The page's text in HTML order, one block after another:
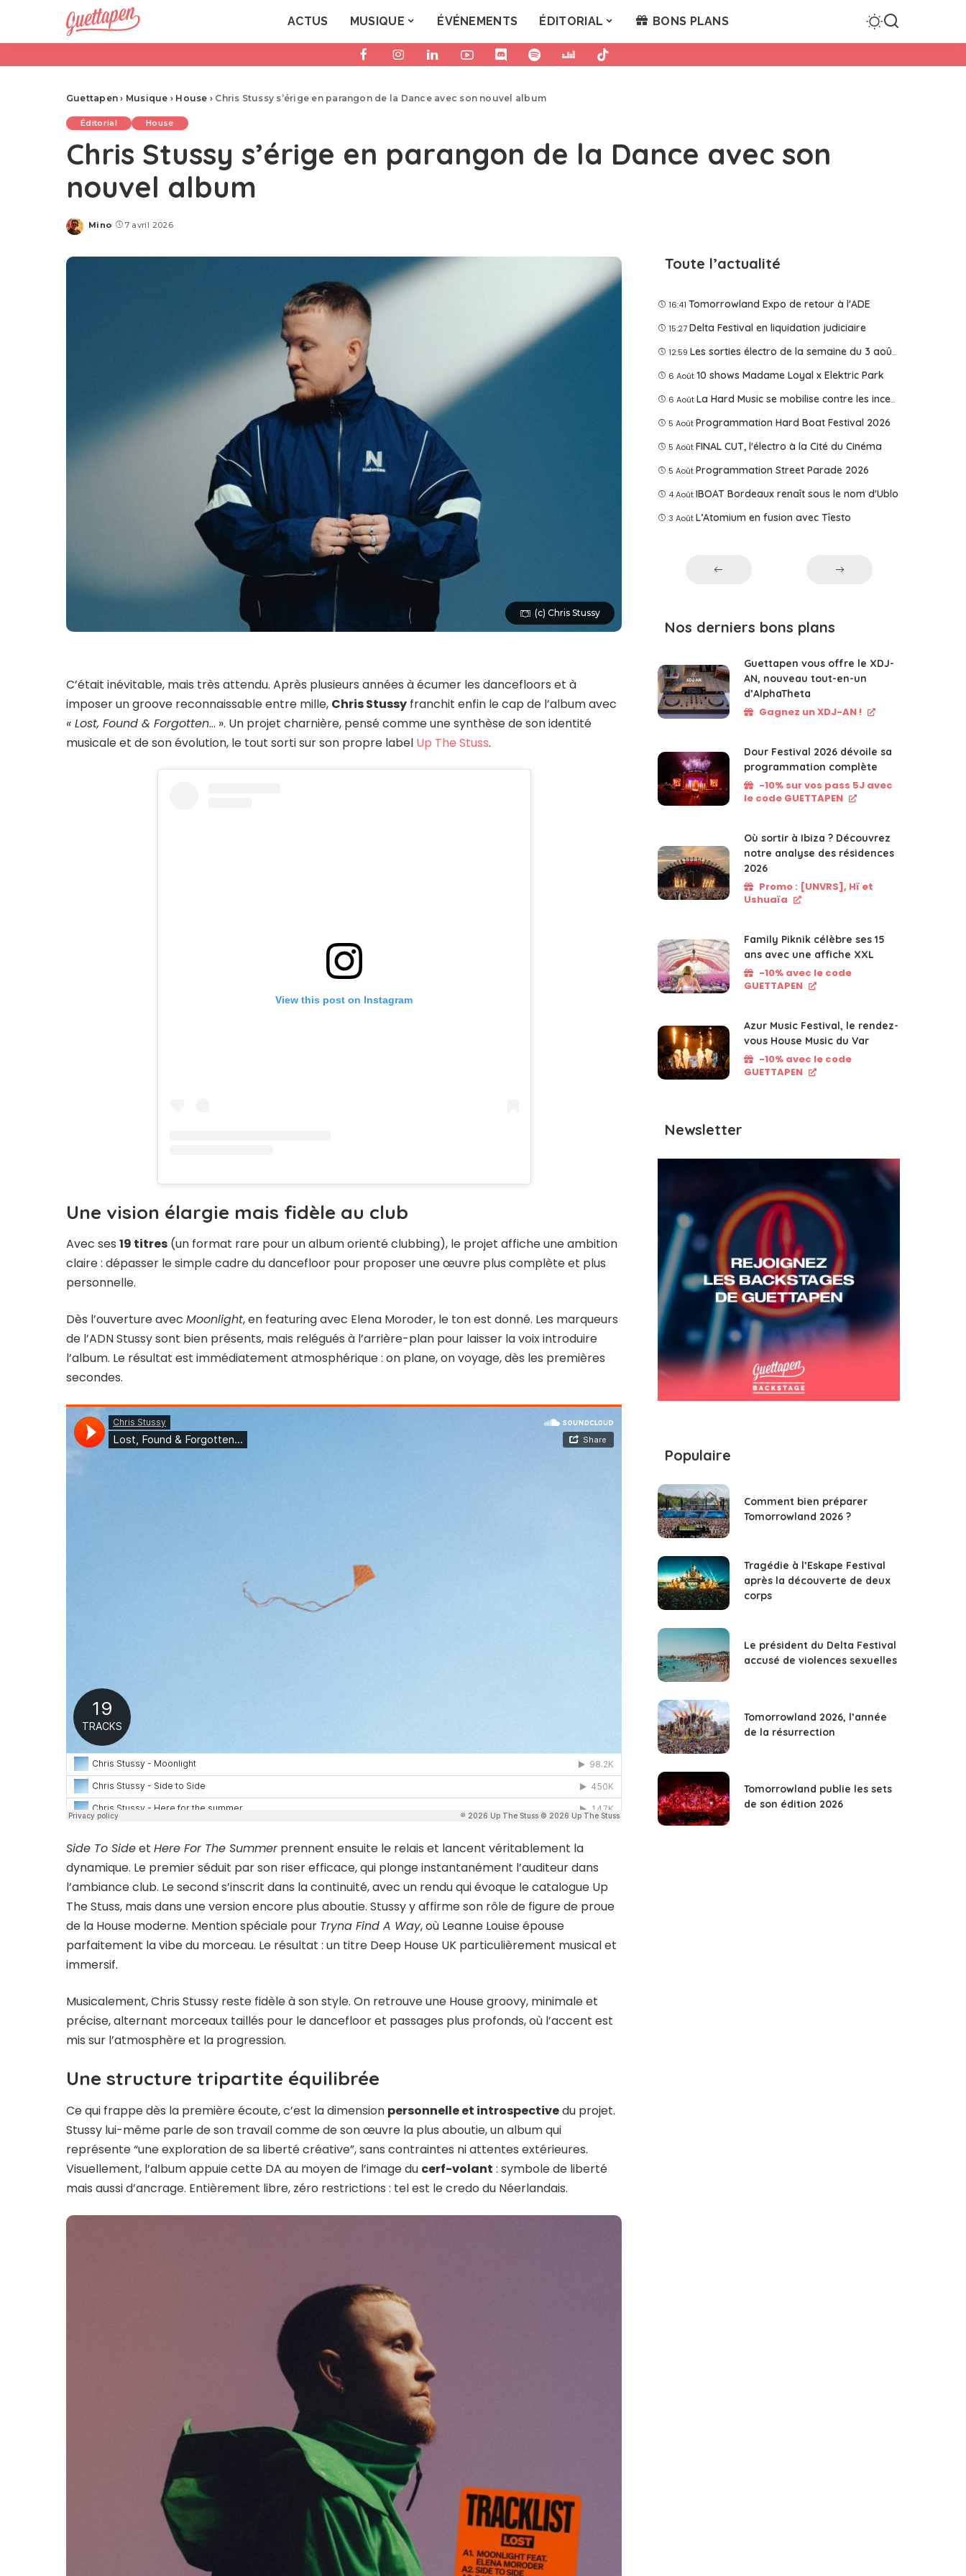
ACTUS MUSIQUE ÉVÉNEMENTS ÉDITORIAL BONS PLANS
Guettapen › Musique › House › Chris Stussy s’érige en parangon de la Dance avec son nouvel album
Éditorial House
Chris Stussy s’érige en parangon de la Dance avec son
nouvel album
Posted
Mino 7 avril 2026
(c) Chris Stussy
C’était inévitable, mais très attendu. Après plusieurs années à écumer les dancefloors et à
imposer un groove reconnaissable entre mille, Chris Stussy franchit enfin le cap de l’album avec
« Lost, Found & Forgotten… ». Un projet charnière, pensé comme une synthèse de son identité
musicale et de son évolution, le tout sorti sur son propre label Up The Stuss.
View this post on Instagram
Une vision élargie mais fidèle au club
Avec ses19 titres (un format rare pour un album orienté clubbing), le projet affiche une ambition
claire : dépasser le simple cadre du dancefloor pour proposer une œuvre plus complète et plus
personnelle.
Dès l’ouverture avecMoonlight, en featuring avec Elena Moroder, le ton est donné. Les marqueurs
de l’ADN Stussy sont bien présents, mais relégués à l’arrière-plan pour laisser la voix introduire
l’album. Le résultat est immédiatement atmosphérique : on plane, on voyage, dès les premières
secondes.
Side To SideetHere For The Summerprennent ensuite le relais et lancent véritablement la
dynamique. Le premier séduit par son riser efficace, qui plonge instantanément l’auditeur dans
l’ambiance club. Le second s’inscrit dans la continuité, avec un rendu qui évoque le catalogue Up
The Stuss, mais dans une version encore plus aboutie. Stussy y affirme son rôle de figure de proue
de la House moderne. Mention spéciale pour Tryna Find A Way, où Leanne Louise épouse
parfaitement la vibe du morceau. Le résultat : un titre Deep House UK particulièrement musical et
immersif.
Musicalement, Chris Stussy reste fidèle à son style. On retrouve une House groovy, minimale et
précise, alternant morceaux taillés pour le dancefloor et passages plus profonds, où l’accent est
mis sur l’atmosphère et la progression.
Une structure tripartite équilibrée
Ce qui frappe dès la première écoute, c’est la dimension personnelle et introspectivedu projet.
Stussy lui-même parle de son travail comme de son œuvre la plus aboutie, un album qui
représente “une exploration de sa liberté créative”, sans contraintes ni attentes extérieures.
Visuellement, l’album appuie cette DA au moyen de l’image du cerf-volant : symbole de liberté
mais aussi d’ancrage. Entièrement libre, zéro restrictions : tel est le credo du Néerlandais.
Toute l’actualité
16:41 Tomorrowland Expo de retour à l'ADE
15:27 Delta Festival en liquidation judiciaire
12:59 Les sorties électro de la semaine du 3 août 2026
6 Août 10 shows Madame Loyal x Elektric Park
6 Août La Hard Music se mobilise contre les incendies
5 Août Programmation Hard Boat Festival 2026
5 Août FINAL CUT, l'électro à la Cité du Cinéma
5 Août Programmation Street Parade 2026
4 Août IBOAT Bordeaux renaît sous le nom d'Ublo
3 Août L’Atomium en fusion avec Tîesto
Nos derniers bons plans
Guettapen vous offre le XDJ-
AN, nouveau tout-en-un
d’AlphaTheta
Gagnez un XDJ-AN !
Dour Festival 2026 dévoile sa
programmation complète
-10% sur vos pass 5J avec
le code GUETTAPEN
Où sortir à Ibiza ? Découvrez
notre analyse des résidences
2026
Promo : [UNVRS], Hï et
Ushuaïa
Family Piknik célèbre ses 15
ans avec une affiche XXL
-10% avec le code
GUETTAPEN
Azur Music Festival, le rendez-
vous House Music du Var
-10% avec le code
GUETTAPEN
Newsletter
Populaire
Comment bien préparer
Tomorrowland 2026 ?
Tragédie à l’Eskape Festival
après la découverte de deux
corps
Le président du Delta Festival
accusé de violences sexuelles
Tomorrowland 2026, l’année
de la résurrection
Tomorrowland publie les sets
de son édition 2026